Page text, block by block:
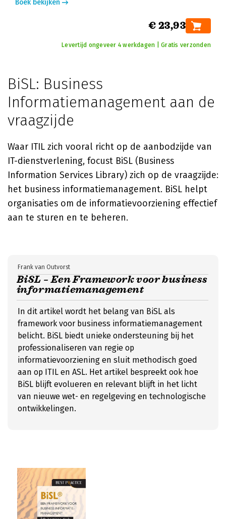
Boek bekijken
€ 23,93
Levertijd ongeveer 4 werkdagen | Gratis verzonden
BiSL: Business
Informatiemanagement aan de
vraagzijde
Waar ITIL zich vooral richt op de aanbodzijde van
IT-dienstverlening, focust BiSL (Business
Information Services Library) zich op de vraagzijde:
het business informatiemanagement. BiSL helpt
organisaties om de informatievoorziening effectief
aan te sturen en te beheren.
BiSL – Een Framework voor business
informatiemanagement
Frank van Outvorst
In dit artikel wordt het belang van BiSL als
framework voor business informatiemanagement
belicht. BiSL biedt unieke ondersteuning bij het
professionaliseren van regie op
informatievoorziening en sluit methodisch goed
aan op ITIL en ASL. Het artikel bespreekt ook hoe
BiSL blijft evolueren en relevant blijft in het licht
van nieuwe wet- en regelgeving en technologische
ontwikkelingen.